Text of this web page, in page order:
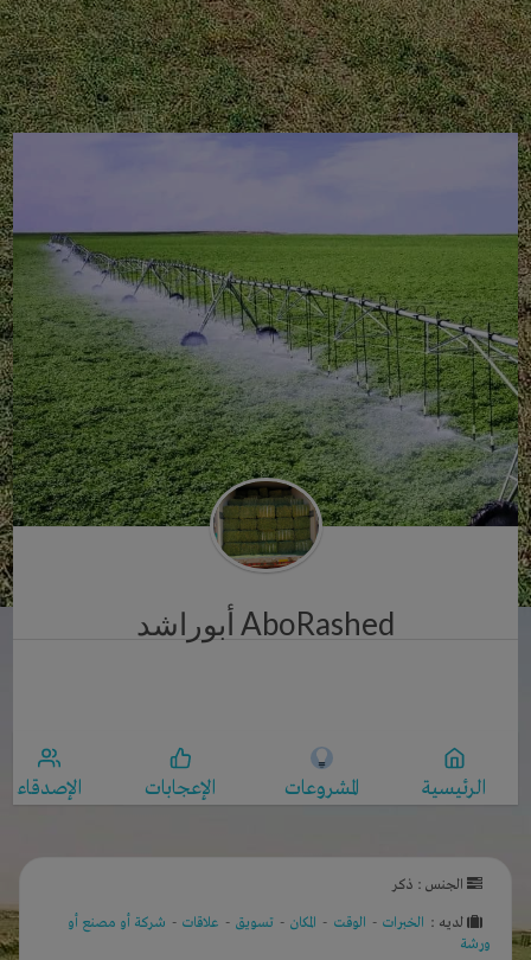
g
a
t
i
AboRashed أبوراشد
الرئيسية المشروعات الإعجابات الإصدقاء
الجنس : ذكر
لديـه : الخبرات - الوقت - المكان - تسويق - علاقات - شركة أو مصنع أو
ورشة